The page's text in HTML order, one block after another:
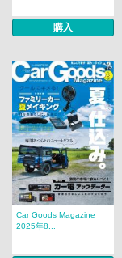
購入
Car Goods Magazine
2025年8...